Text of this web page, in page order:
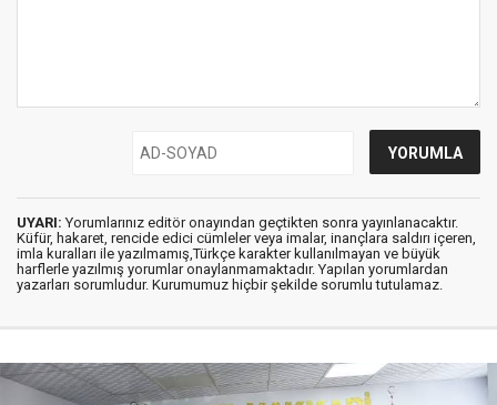
UYARI: Yorumlarınız editör onayından geçtikten sonra yayınlanacaktır.
Küfür, hakaret, rencide edici cümleler veya imalar, inançlara saldırı içeren,
imla kuralları ile yazılmamış,Türkçe karakter kullanılmayan ve büyük
harflerle yazılmış yorumlar onaylanmamaktadır. Yapılan yorumlardan
yazarları sorumludur. Kurumumuz hiçbir şekilde sorumlu tutulamaz.